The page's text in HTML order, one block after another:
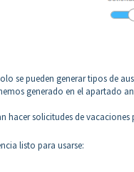
se pueden generar tipos de
generado en el apartado
hacer solicitudes de
listo para usarse: